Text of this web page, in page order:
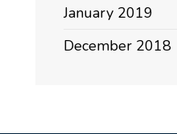
January 2019
December 2018